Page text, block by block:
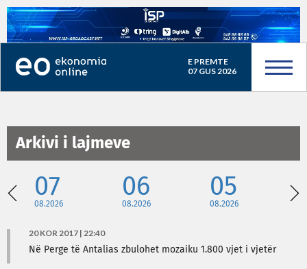
E PREMTE
07 GUS 2026
Arkivi i lajmeve
07
08.2026
06
08.2026
05
08.2026
20 KOR 2017 | 22:40
Në Perge të Antalias zbulohet mozaiku 1.800 vjet i vjetër